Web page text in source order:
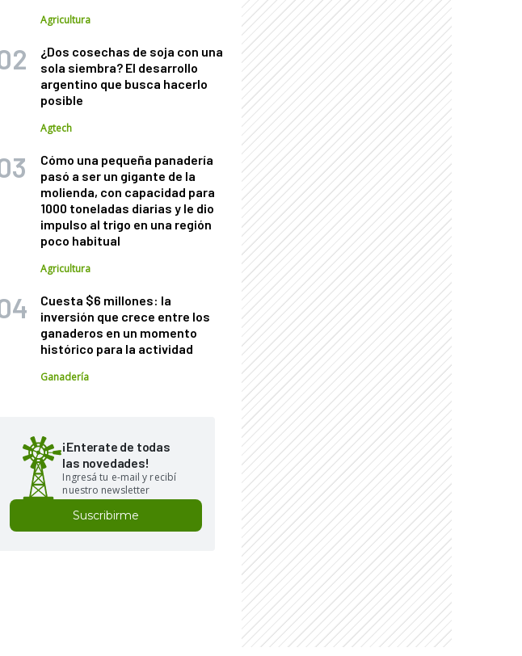
Agricultura
¿Dos cosechas de soja con una
sola siembra? El desarrollo
argentino que busca hacerlo
posible
Agtech
Cómo una pequeña panadería
pasó a ser un gigante de la
molienda, con capacidad para
1000 toneladas diarias y le dio
impulso al trigo en una región
poco habitual
Agricultura
Cuesta $6 millones: la
inversión que crece entre los
ganaderos en un momento
histórico para la actividad
Ganadería
¡Enterate de todas
las novedades!
Ingresá tu e-mail y recibí
nuestro newsletter
Suscribirme